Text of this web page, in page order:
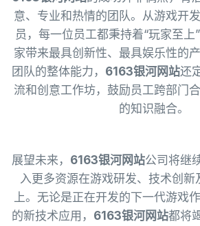
意、专业和热情的团队。从游戏开
员，每一位员工都秉持着“玩家至上
家带来最具创新性、最具娱乐性的
团队的整体能力， 6163银河网站还
流和创意工作坊，鼓励员工跨部门
的知识融合。
展望未来， 6163银河网站公司将继
入更多资源在游戏研发、技术创新
上。无论是正在开发的下一代游戏
的新技术应用， 6163银河网站都将